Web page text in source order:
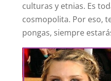
culturas y etnias. Es
cosmopolita. Por eso,
pongas, siempre